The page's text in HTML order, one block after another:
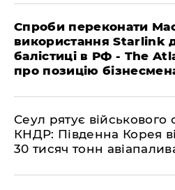
​Спроби переконати
використання Starlink
балістиці в РФ - The
про позицію
​Сеул рятує військового
КНДР: Південна Корея
30 тисяч тонн